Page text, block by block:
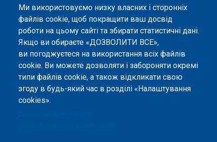
Ми використовуємо низку власних і сторонніх
файлів cookie, щоб покращити ваш досвід
роботи на цьому сайті та збирати статистичні дані.
Якщо ви обираєте «ДОЗВОЛИТИ ВСЕ»,
ви погоджуєтеся на використання всіх файлів
cookie. Ви можете дозволяти і забороняти окремі
типи файлів cookie, а також відкликати свою
згоду в будь-який час в розділі «Налаштування
cookies».
Peers International, платформа відкритого
рецензування, 2023-2026. |Налаштування файлів
cookie.
Вміст сайту опубліковано на умовах ліцензії «
Зазначенням Авторства 4.0 Міжнародна», якщо не
вказано інше.
Онлайн-платформа відкритого
рецензування Peers International